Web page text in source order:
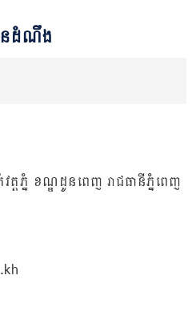
នដំណឹង
ត្តភ្នំ ខណ្ឌដូនពេញ រាជធានីភ្នំពេញ